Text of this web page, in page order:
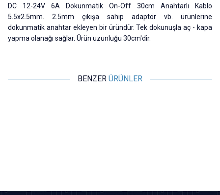
DC 12-24V 6A Dokunmatik On-Off 30cm Anahtarlı Kablo
5.5x2.5mm. 2.5mm çıkışa sahip adaptör vb. ürünlerine
dokunmatik anahtar ekleyen bir üründür. Tek dokunuşla aç - kapa
yapma olanağı sağlar. Ürün uzunluğu 30cm'dir.
BENZER ÜRÜNLER